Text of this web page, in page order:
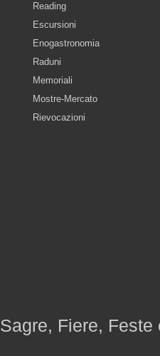
Reading
Escursioni
Enogastronomia
Raduni
Memoriali
Mostre-Mercato
Rievocazioni
Sagre, Fiere,